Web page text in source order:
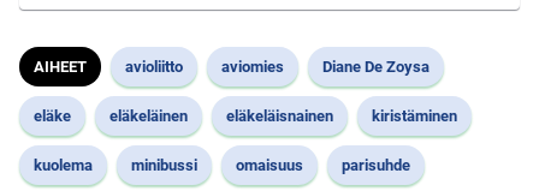
AIHEET avioliitto aviomies Diane De Zoysa
eläke eläkeläinen eläkeläisnainen kiristäminen
kuolema minibussi omaisuus parisuhde